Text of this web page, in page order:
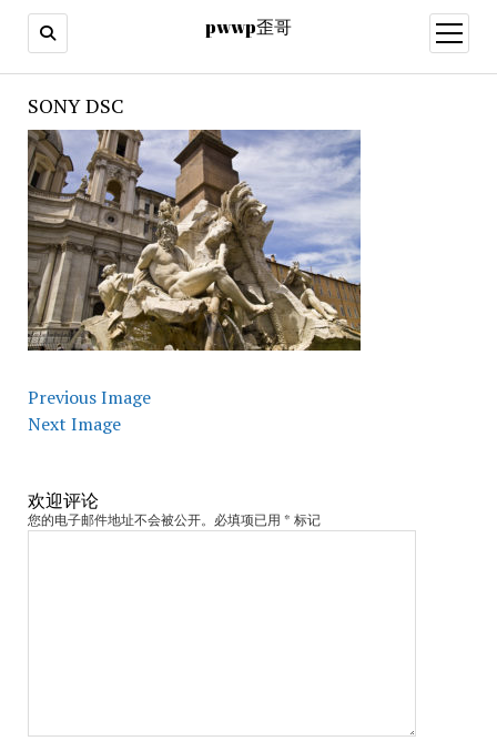
pwwp歪哥
open
menu
SONY DSC
Previous Image
Next Image
欢迎评论
您的电子邮件地址不会被公开。必填项已用 * 标记